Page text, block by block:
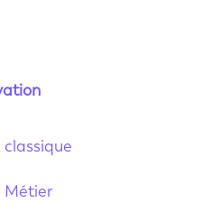
Métier